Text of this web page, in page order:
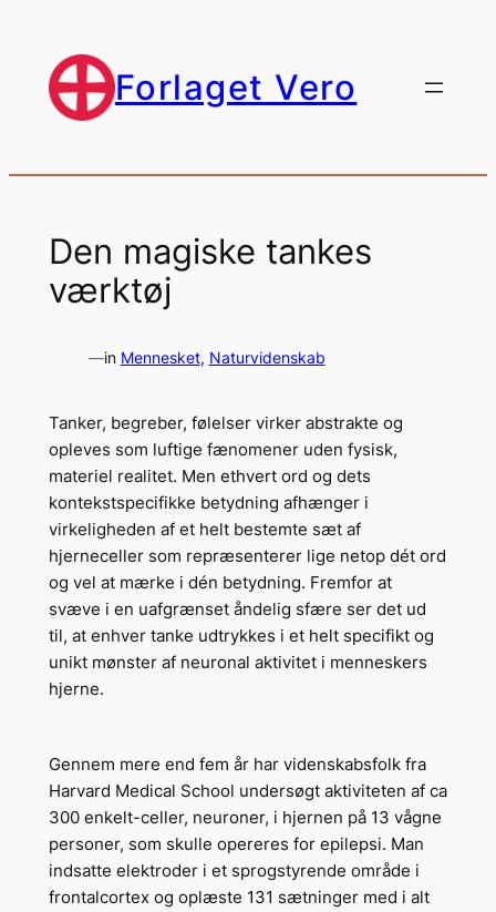
Forlaget Vero
Den magiske tankes
værktøj
—in Mennesket, Naturvidenskab
Tanker, begreber, følelser virker abstrakte og
opleves som luftige fænomener uden fysisk,
materiel realitet. Men ethvert ord og dets
kontekstspecifikke betydning afhænger i
virkeligheden af et helt bestemte sæt af
hjerneceller som repræsenterer lige netop dét ord
og vel at mærke i dén betydning. Fremfor at
svæve i en uafgrænset åndelig sfære ser det ud
til, at enhver tanke udtrykkes i et helt specifikt og
unikt mønster af neuronal aktivitet i menneskers
hjerne.
Gennem mere end fem år har videnskabsfolk fra
Harvard Medical School undersøgt aktiviteten af ca
300 enkelt-celler, neuroner, i hjernen på 13 vågne
personer, som skulle opereres for epilepsi. Man
indsatte elektroder i et sprogstyrende område i
frontalcortex og oplæste 131 sætninger med i alt